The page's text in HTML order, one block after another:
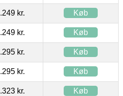
kr. Køb
kr. Køb
kr. Køb
kr. Køb
kr. Køb